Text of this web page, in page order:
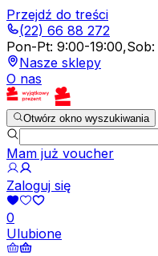
Przejdź do treści
(22) 66 88 272
Pon-Pt: 9:00-19:00,Sob:
Nasze sklepy
O nas
Otwórz okno wyszukiwania
Mam już voucher
Zaloguj się
0
Ulubione